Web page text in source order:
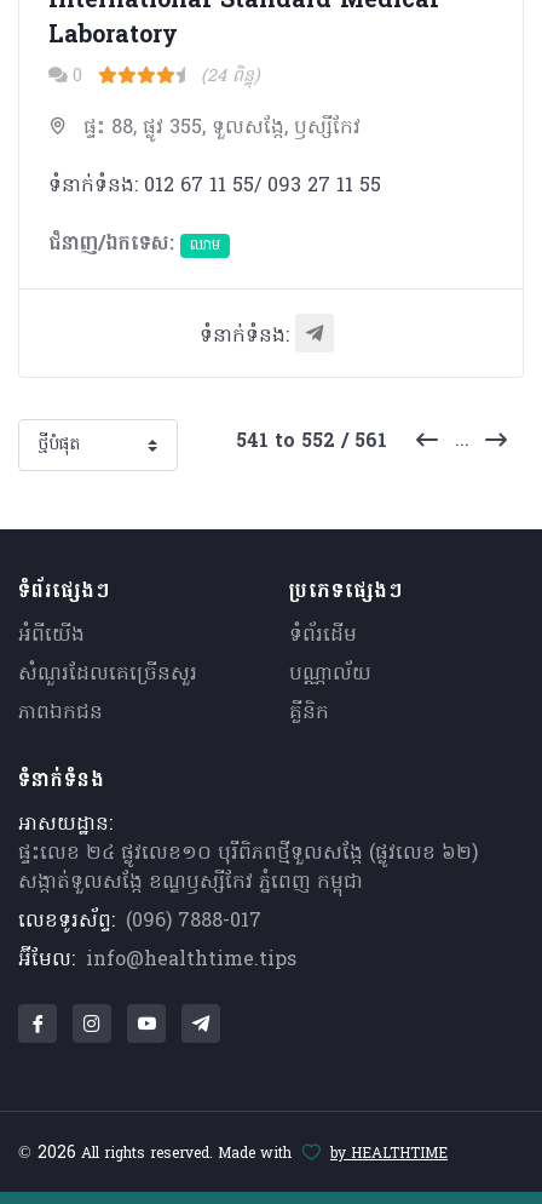
Laboratory
0 (24 ពិន្ទុ)
ផ្ទះ 88, ផ្លូវ 355, ទួលសង្កែ, ឫស្សីកែវ
ទំនាក់ទំនង: 012 67 11 55/ 093 27 11 55
ជំនាញ/ឯកទេស:
ឈាម
ទំនាក់ទំនង:
541 to 552 / 561 ...
ទំព័រផ្សេងៗ
អំពីយើង
សំណួរ​ដែលគេ​ច្រើន​សួរ
ភាពឯកជន
ប្រភេទផ្សេងៗ
ទំព័រដើម
បណ្ណាល័យ
គ្លីនិក
ទំនាក់ទំនង
អាសយដ្ឋាន:
ផ្ទះលេខ ២៤ ផ្លូវលេខ១០ បុរីពិភពថ្មីទួលសង្កែ (ផ្លូវលេខ ៦២)
សង្កាត់ទួលសង្កែ ខណ្ឌឫស្សីកែវ ភ្នំពេញ កម្ពុជា
លេខទូរស័ព្ទ: (096) 7888-017
អ៊ីមែល: info@healthtime.tips
© 2026 All rights reserved. Made with by HEALTHTIME